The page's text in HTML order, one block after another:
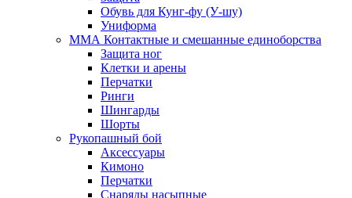
Обувь для Кунг-фу (У-шу)
Униформа
ММА Контактные и смешанные единоборства
Защита ног
Клетки и арены
Перчатки
Ринги
Шингарды
Шорты
Рукопашный бой
Аксессуары
Кимоно
Перчатки
Снаряды насыпные